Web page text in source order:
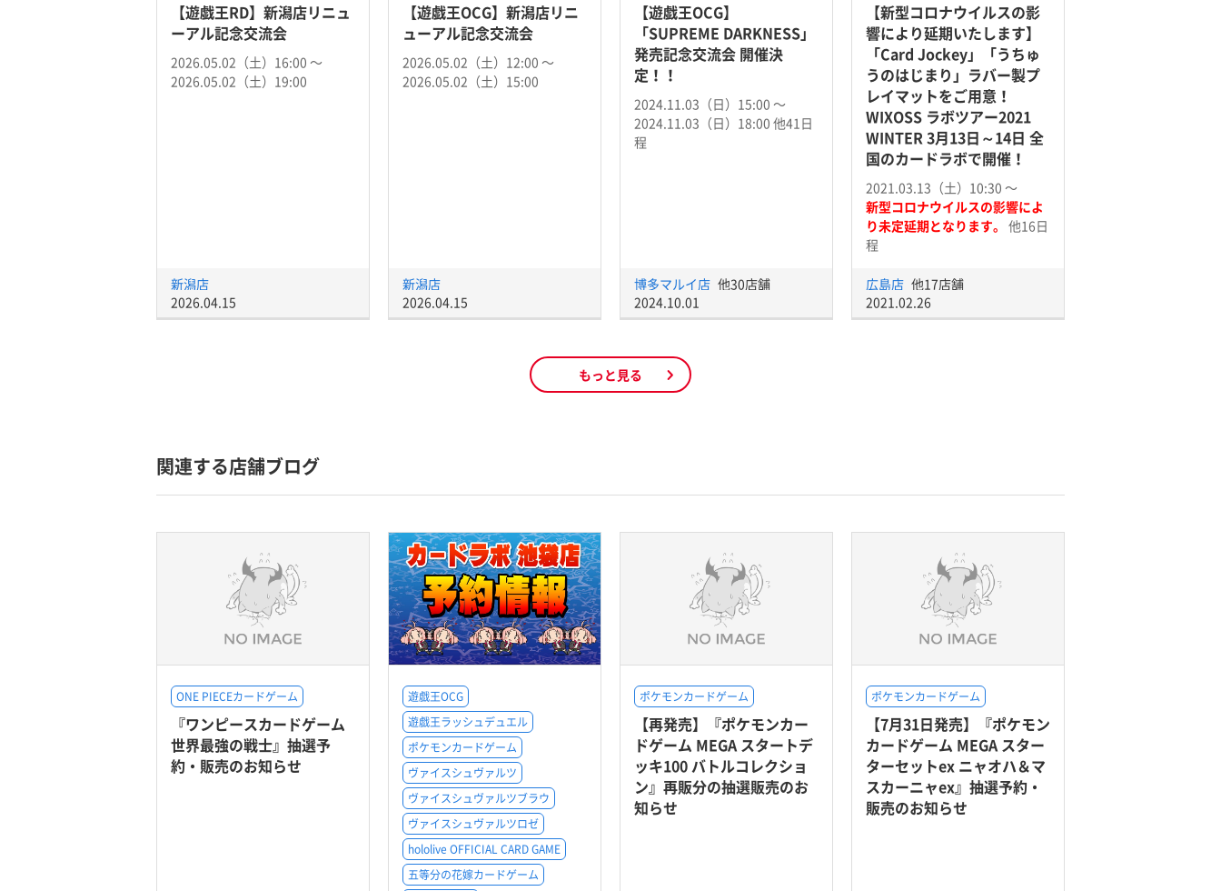
【遊戯王RD】新潟店リニュ
ーアル記念交流会
2026.05.02（土）16:00 〜
2026.05.02（土）19:00
新潟店
2026.04.15
【遊戯王OCG】新潟店リニ
ューアル記念交流会
2026.05.02（土）12:00 〜
2026.05.02（土）15:00
新潟店
2026.04.15
【遊戯王OCG】
「SUPREME DARKNESS」
発売記念交流会 開催決
定！！
2024.11.03（日）15:00 〜
2024.11.03（日）18:00 他41日
程
博多マルイ店 他30店舗
2024.10.01
【新型コロナウイルスの影
響により延期いたします】
「Card Jockey」「うちゅ
うのはじまり」ラバー製プ
レイマットをご用意！
WIXOSS ラボツアー2021
WINTER 3月13日～14日 全
国のカードラボで開催！
2021.03.13（土）10:30 〜
新型コロナウイルスの影響によ
り未定延期となります。 他16日
程
広島店 他17店舗
2021.02.26
もっと見る
関連する店舗ブログ
ONE PIECEカードゲーム
『ワンピースカードゲーム
世界最強の戦士』抽選予
約・販売のお知らせ
遊戯王OCG
遊戯王ラッシュデュエル
ポケモンカードゲーム
ヴァイスシュヴァルツ
ヴァイスシュヴァルツブラウ
ヴァイスシュヴァルツロゼ
hololive OFFICIAL CARD GAME
五等分の花嫁カードゲーム
ポケモンカードゲーム
【再発売】『ポケモンカー
ドゲーム MEGA スタートデ
ッキ100 バトルコレクショ
ン』再販分の抽選販売のお
知らせ
ポケモンカードゲーム
【7月31日発売】『ポケモン
カードゲーム MEGA スター
ターセットex ニャオハ＆マ
スカーニャex』抽選予約・
販売のお知らせ